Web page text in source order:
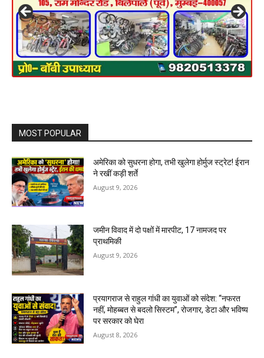
MOST POPULAR
अमेरिका को सुधरना होगा, तभी खुलेगा होर्मुज स्ट्रेट! ईरान
ने रखीं कड़ी शर्ते
August 9, 2026
जमीन विवाद में दो पक्षों में मारपीट, 17 नामजद पर
प्राथमिकी
August 9, 2026
प्रयागराज से राहुल गांधी का युवाओं को संदेश: “नफरत
नहीं, मोहब्बत से बदलो सिस्टम”, रोजगार, डेटा और भविष्य
पर सरकार को घेरा
August 8, 2026